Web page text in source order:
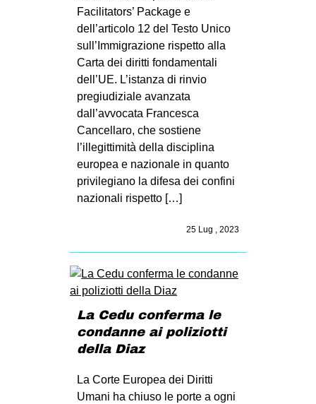
Facilitators’ Package e
dell’articolo 12 del Testo Unico
sull’Immigrazione rispetto alla
Carta dei diritti fondamentali
dell’UE. L’istanza di rinvio
pregiudiziale avanzata
dall’avvocata Francesca
Cancellaro, che sostiene
l’illegittimità della disciplina
europea e nazionale in quanto
privilegiano la difesa dei confini
nazionali rispetto […]
25 Lug , 2023
La Cedu conferma le
condanne ai poliziotti
della Diaz
La Corte Europea dei Diritti
Umani ha chiuso le porte a ogni